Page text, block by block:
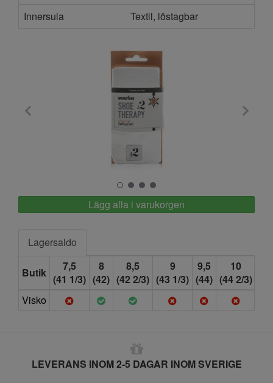
Innersula
Textil, löstagbar
Springyard
Lägg alla i varukorgen
Lagersaldo
Butik
7,5
(41 1/3)
8
(42)
8,5
(42 2/3)
9
(43 1/3)
9,5
(44)
10
(44 2/3)
Visko
LEVERANS INOM 2-5 DAGAR INOM SVERIGE